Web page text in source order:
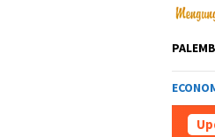
Tekankan Pentingnya AI di